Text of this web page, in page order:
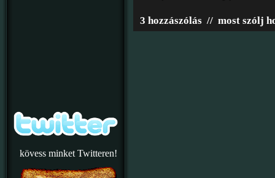
kövess minket Twitteren!
3 hozzászólás // most szólj